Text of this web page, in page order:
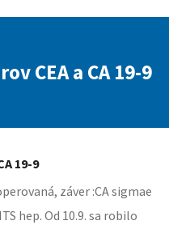
CEA a CA 19-9
19-9
záver :CA sigmae
hep. Od 10.9. sa robilo